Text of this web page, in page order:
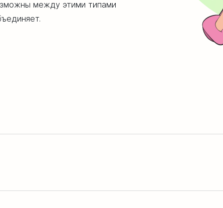
между этими типами